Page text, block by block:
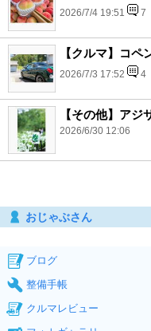
2026/7/4 19:51 7
【クルマ】コ
2026/7/3 17:52 4
【その他】アジ
2026/6/30 12:06
おじゃぶさん
ブログ
整備手帳
クルマレビュー